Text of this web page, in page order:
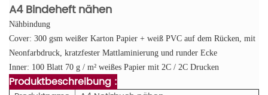
A4 Bindeheft nähen
Nähbindung
Cover: 300 gsm weißer Karton Papier + weiß PVC auf dem Rücken, mit
Neonfarbdruck, kratzfester Mattlaminierung und runder Ecke
Inner: 100 Blatt 70 g / m² weißes Papier mit 2C / 2C Drucken
Produktbeschreibung :